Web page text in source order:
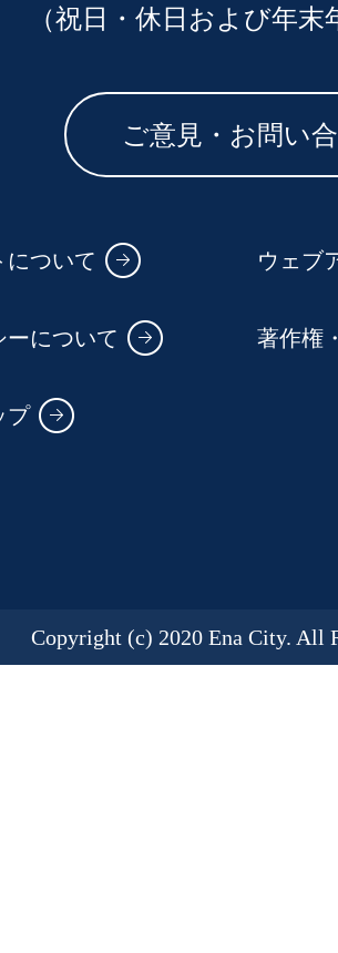
（祝日・休日および年
ご意見・お問い
について ウェブ
ーについて 著作権
プ
Copyright (c) 2020 Ena City. All